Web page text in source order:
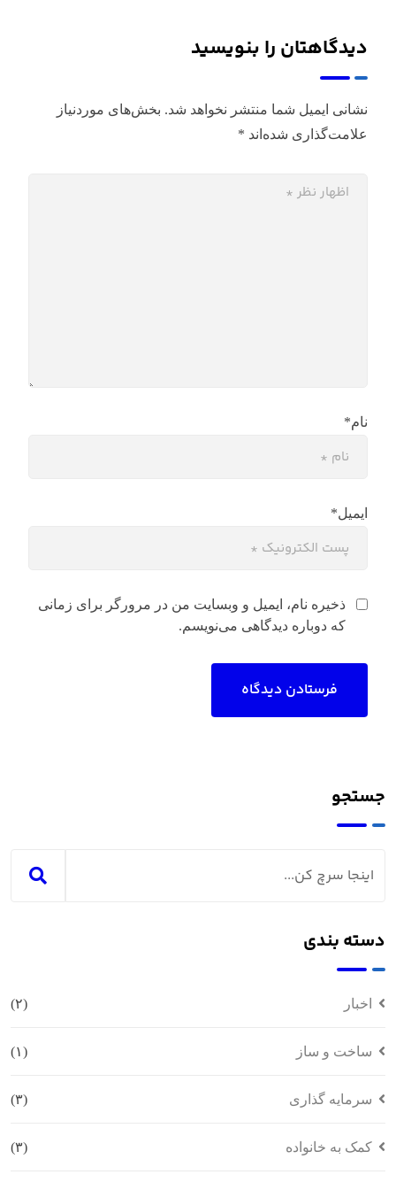
دیدگاهتان را بنویسید
نشانی ایمیل شما منتشر نخواهد شد. بخش‌های موردنیاز
علامت‌گذاری شده‌اند *
نام*
ایمیل*
ذخیره نام، ایمیل و وبسایت من در مرورگر برای زمانی
که دوباره دیدگاهی می‌نویسم.
جستجو
دسته بندی
اخبار (۲)
ساخت و ساز (۱)
سرمایه گذاری (۳)
کمک به خانواده (۳)